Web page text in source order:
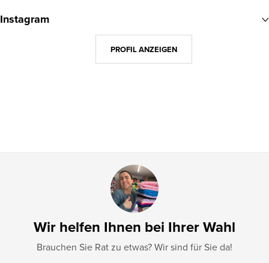
u
Wir helfen Ihnen bei Ihrer Wahl
Brauchen Sie Rat zu etwas? Wir sind für Sie da!
Instagram
PROFIL ANZEIGEN